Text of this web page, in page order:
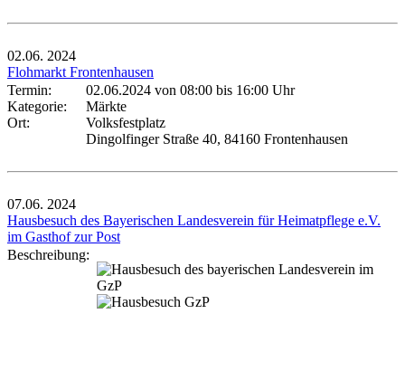
02.06. 2024
Flohmarkt Frontenhausen
Termin:
02.06.2024 von 08:00 bis 16:00 Uhr
Kategorie:
Märkte
Ort:
Volksfestplatz
Dingolfinger Straße 40, 84160 Frontenhausen
07.06. 2024
Hausbesuch des Bayerischen Landesverein für Heimatpflege e.V.
im Gasthof zur Post
Beschreibung: